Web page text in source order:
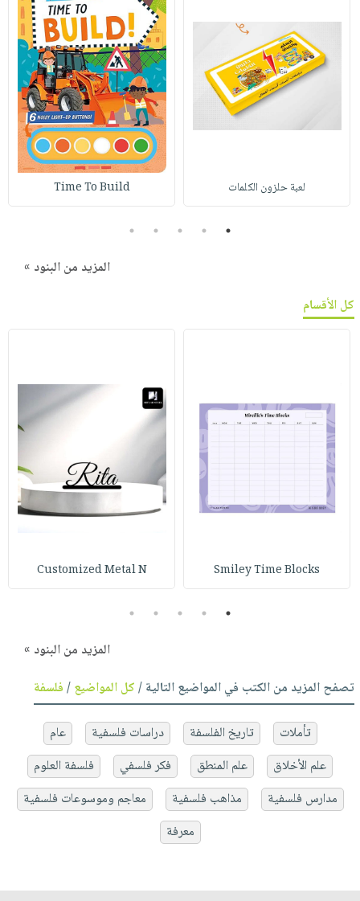
لعبة حلزون الكلمات Time To Build
1
2
3
4
5
المزيد من البنود »
كل الأقسام
Smiley Time Blocks
Customized Metal N
1
2
3
4
5
المزيد من البنود »
تصفح المزيد من الكتب في المواضيع التالية /كل المواضيع/فلسفة
تأملات تاريخ الفلسفة دراسات فلسفية
عام
علم الأخلاق
علم المنطق فكر فلسفي
فلسفة العلوم
مدارس فلسفية
مذاهب فلسفية
معاجم وموسوعات فلسفية
معرفة